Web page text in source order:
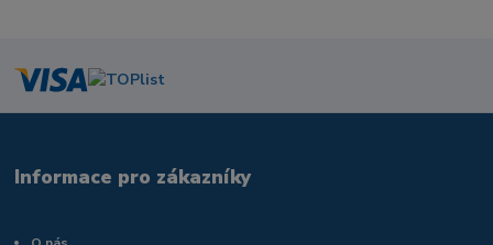
Informace pro zákazníky